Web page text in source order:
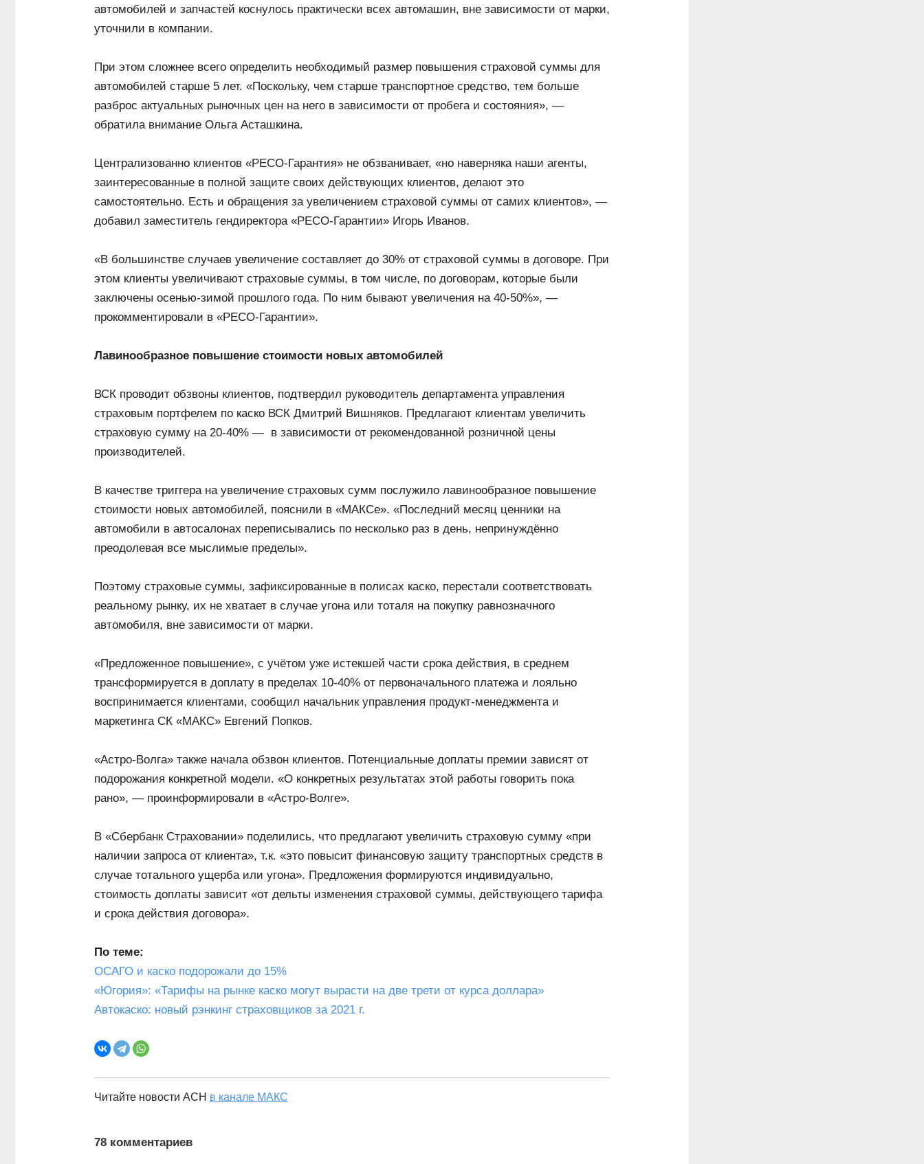
автомобилей и запчастей коснулось практически всех автомашин, вне зависимости от марки,
уточнили в компании.
При этом сложнее всего определить необходимый размер повышения страховой суммы для
автомобилей старше 5 лет. «Поскольку, чем старше транспортное средство, тем больше
разброс актуальных рыночных цен на него в зависимости от пробега и состояния», —
обратила внимание Ольга Асташкина.
Централизованно клиентов «РЕСО-Гарантия» не обзванивает, «но наверняка наши агенты,
заинтересованные в полной защите своих действующих клиентов, делают это
самостоятельно. Есть и обращения за увеличением страховой суммы от самих клиентов», —
добавил заместитель гендиректора «РЕСО-Гарантии» Игорь Иванов.
«В большинстве случаев увеличение составляет до 30% от страховой суммы в договоре. При
этом клиенты увеличивают страховые суммы, в том числе, по договорам, которые были
заключены осенью-зимой прошлого года. По ним бывают увеличения на 40-50%», —
прокомментировали в «РЕСО-Гарантии».
Лавинообразное повышение стоимости новых автомобилей
ВСК проводит обзвоны клиентов, подтвердил руководитель департамента управления
страховым портфелем по каско ВСК Дмитрий Вишняков. Предлагают клиентам увеличить
страховую сумму на 20-40% — в зависимости от рекомендованной розничной цены
производителей.
В качестве триггера на увеличение страховых сумм послужило лавинообразное повышение
стоимости новых автомобилей, пояснили в «МАКСе». «Последний месяц ценники на
автомобили в автосалонах переписывались по несколько раз в день, непринуждённо
преодолевая все мыслимые пределы».
Поэтому страховые суммы, зафиксированные в полисах каско, перестали соответствовать
реальному рынку, их не хватает в случае угона или тоталя на покупку равнозначного
автомобиля, вне зависимости от марки.
«Предложенное повышение», с учётом уже истекшей части срока действия, в среднем
трансформируется в доплату в пределах 10-40% от первоначального платежа и лояльно
воспринимается клиентами, сообщил начальник управления продукт-менеджмента и
маркетинга СК «МАКС» Евгений Попков.
«Астро-Волга» также начала обзвон клиентов. Потенциальные доплаты премии зависят от
подорожания конкретной модели. «О конкретных результатах этой работы говорить пока
рано», — проинформировали в «Астро-Волге».
В «Сбербанк Страховании» поделились, что предлагают увеличить страховую сумму «при
наличии запроса от клиента», т.к. «это повысит финансовую защиту транспортных средств в
случае тотального ущерба или угона». Предложения формируются индивидуально,
стоимость доплаты зависит «от дельты изменения страховой суммы, действующего тарифа
и срока действия договора».
По теме:
ОСАГО и каско подорожали до 15%
«Югория»: «Тарифы на рынке каско могут вырасти на две трети от курса доллара»
Автокаско: новый рэнкинг страховщиков за 2021 г.
Читайте новости АСН в канале МАКС
78 комментариев